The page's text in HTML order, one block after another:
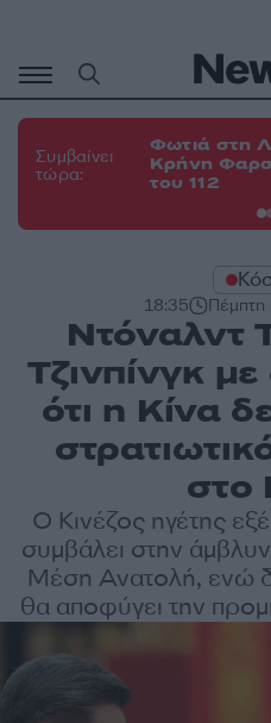
περιεχόμενο
Συμβαίνει
τώρα:
Φωτιά στη
Κρήνη
του 112
18:35
Ντόναλντ
Τζινπίνγκ
ότι η Κίνα
στο
Ο Κινέζος ηγέτης
συμβάλει στην
Μέση Ανατολή, ενώ
θα αποφύγει την